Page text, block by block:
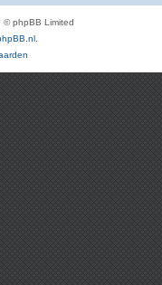
© phpBB Limited